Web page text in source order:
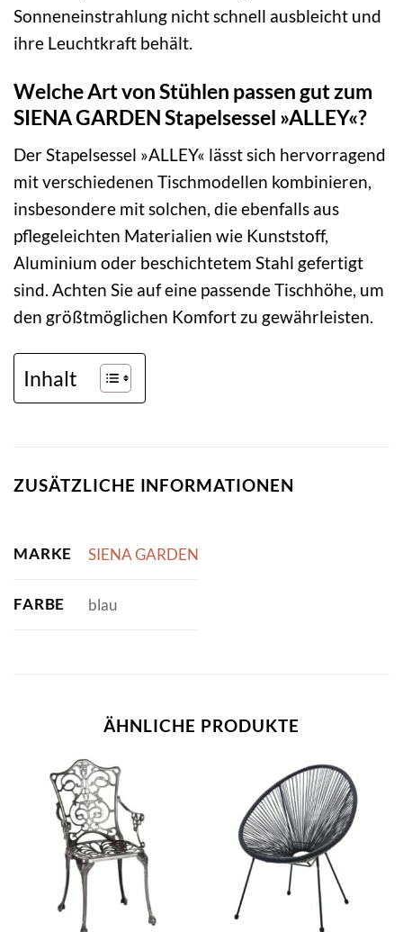
Sonneneinstrahlung nicht schnell ausbleicht und
ihre Leuchtkraft behält.
Welche Art von Stühlen passen gut zum
SIENA GARDEN Stapelsessel »ALLEY«?
Der Stapelsessel »ALLEY« lässt sich hervorragend
mit verschiedenen Tischmodellen kombinieren,
insbesondere mit solchen, die ebenfalls aus
pflegeleichten Materialien wie Kunststoff,
Aluminium oder beschichtetem Stahl gefertigt
sind. Achten Sie auf eine passende Tischhöhe, um
den größtmöglichen Komfort zu gewährleisten.
Inhalt
ZUSÄTZLICHE INFORMATIONEN
MARKE SIENA GARDEN
FARBE blau
ÄHNLICHE PRODUKTE